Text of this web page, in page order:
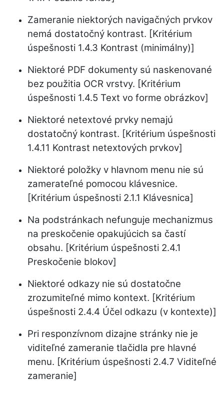
Zameranie niektorých navigačných prvkov
nemá dostatočný kontrast. [Kritérium
úspešnosti 1.4.3 Kontrast (minimálny)]
Niektoré PDF dokumenty sú naskenované
bez použitia OCR vrstvy. [Kritérium
úspešnosti 1.4.5 Text vo forme obrázkov]
Niektoré netextové prvky nemajú
dostatočný kontrast. [Kritérium úspešnosti
1.4.11 Kontrast netextových prvkov]
Niektoré položky v hlavnom menu nie sú
zamerateľné pomocou klávesnice.
[Kritérium úspešnosti 2.1.1 Klávesnica]
Na podstránkach nefunguje mechanizmus
na preskočenie opakujúcich sa častí
obsahu. [Kritérium úspešnosti 2.4.1
Preskočenie blokov]
Niektoré odkazy nie sú dostatočne
zrozumiteľné mimo kontext. [Kritérium
úspešnosti 2.4.4 Účel odkazu (v kontexte)]
Pri responzívnom dizajne stránky nie je
viditeľné zameranie tlačidla pre hlavné
menu. [Kritérium úspešnosti 2.4.7 Viditeľné
zameranie]